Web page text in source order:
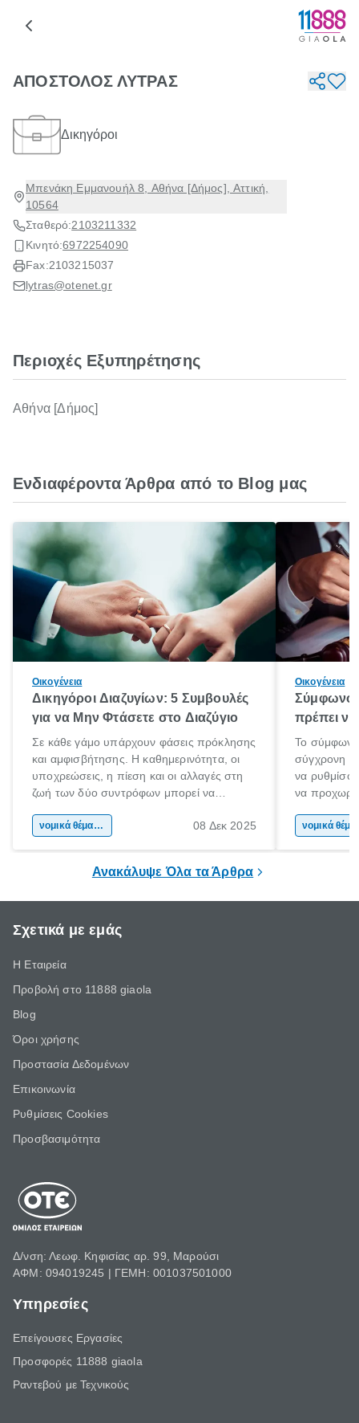
ΑΠΟΣΤΟΛΟΣ ΛΥΤΡΑΣ
Δικηγόροι
Μπενάκη Εμμανουήλ 8, Αθήνα [Δήμος], Αττική,
10564
Σταθερό:2103211332
Κινητό:6972254090
Fax:2103215037
lytras@otenet.gr
Περιοχές Εξυπηρέτησης
Αθήνα [Δήμος]
Ενδιαφέροντα Άρθρα από το Blog μας
Οικογένεια
Δικηγόροι Διαζυγίων: 5 Συμβουλές
για να Μην Φτάσετε στο Διαζύγιο
Σε κάθε γάμο υπάρχουν φάσεις πρόκλησης
και αμφισβήτησης. Η καθημερινότητα, οι
υποχρεώσεις, η πίεση και οι αλλαγές στη
ζωή των δύο συντρόφων μπορεί να
Όταν οι διαφωνίες πληθαίνουν και η
νομικά θέματα & συμβουλές 08 Δεκ 2025
Οικογένεια
Σύμφωνο
πρέπει να
Το σύμφωνο
σύγχρονη
να
να
θέλεις
Ανακάλυψε Όλα τα Άρθρα
Σχετικά με εμάς
Η Εταιρεία
Προβολή στο 11888 giaola
Blog
Όροι χρήσης
Προστασία Δεδομένων
Επικοινωνία
Ρυθμίσεις Cookies
Προσβασιμότητα
Δ/νση: Λεωφ. Κηφισίας αρ. 99, Μαρούσι
ΑΦΜ: 094019245 | ΓΕΜΗ: 001037501000
Υπηρεσίες
Επείγουσες Εργασίες
Προσφορές 11888 giaola
Ραντεβού με Τεχνικούς